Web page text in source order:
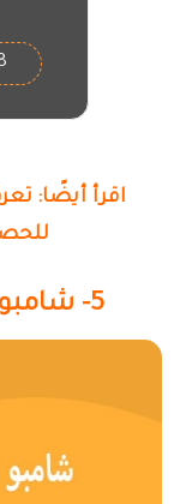
اقرأ أيضًا:
5- شامبو Dove with Avocado Oil